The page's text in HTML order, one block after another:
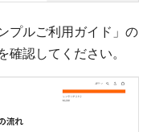
プルご利用ガイド」の
認してください。